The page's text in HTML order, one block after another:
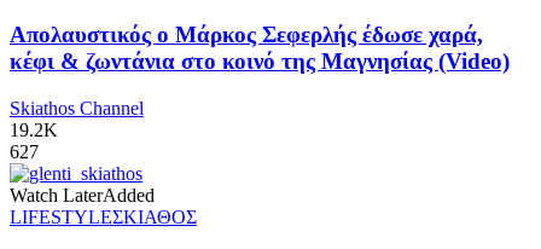
Απολαυστικός ο Μάρκος Σεφερλής έδωσε χαρά,
κέφι & ζωντάνια στο κοινό της Μαγνησίας (Video)
Skiathos Channel
19.2K
627
Watch LaterAdded
LIFESTYLEΣΚΙΑΘΟΣ